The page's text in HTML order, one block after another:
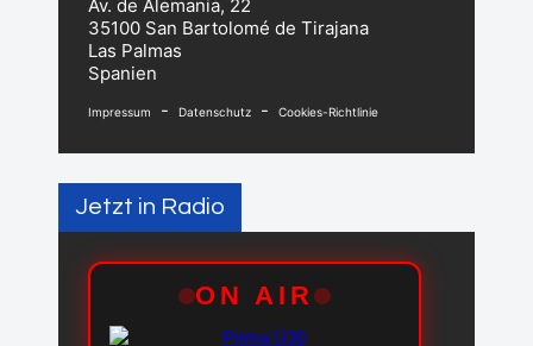
Av. de Alemania, 22
35100 San Bartolomé de Tirajana
Las Palmas
Spanien
Impressum - Datenschutz - Cookies-Richtlinie
Jetzt in Radio